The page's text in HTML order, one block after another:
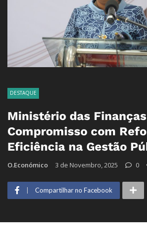
DESTAQUE
Ministério das
Compromisso com
Eficiência na Gestão
O.Económico 3 de Novembro, 2025 0
Compartilhar no Facebook